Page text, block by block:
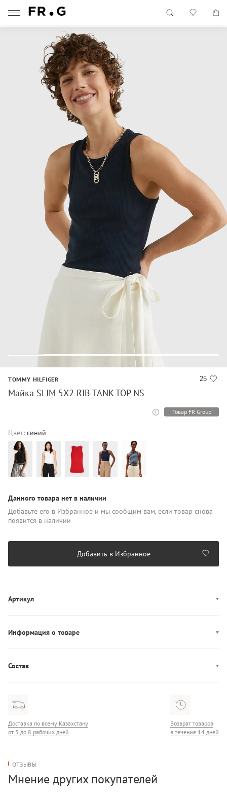
25
TOMMY HILFIGER
Майка SLIM 5X2 RIB TANK TOP NS
Товар FR Group
Цвет: синий
Данного товара нет в наличии
Добавьте его в Избранное и мы сообщим вам, если товар снова
появится в наличии
Добавить в Избранное
Артикул
Информация о товаре
Состав
Доставка по всему Казахстану
от 3 до 8 рабочих дней
Возврат товаров
в течение 14 дней
ОТЗЫВЫ
Мнение других покупателей